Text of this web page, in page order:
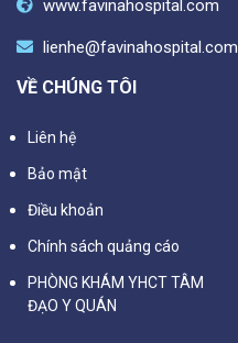
www.favinahospital.com
lienhe@favinahospital.com
VỀ CHÚNG TÔI
Liên hệ
Bảo mật
Điều khoản
Chính sách quảng cáo
PHÒNG KHÁM YHCT TÂM
ĐẠO Y QUÁN